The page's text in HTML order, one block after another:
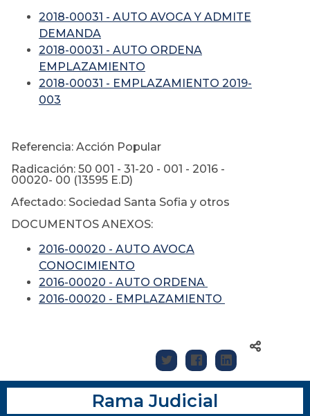
2018-00031 - AUTO AVOCA Y ADMITE
DEMANDA
2018-00031 - AUTO ORDENA
EMPLAZAMIENTO
2018-00031 - EMPLAZAMIENTO 2019-
003
Referencia: Acción Popular
Radicación: 50 001 - 31-20 - 001 - 2016 -
00020- 00 (13595 E.D)
Afectado: Sociedad Santa Sofia y otros
DOCUMENTOS ANEXOS:
2016-00020 - AUTO AVOCA
CONOCIMIENTO
2016-00020 - AUTO ORDENA
2016-00020 - EMPLAZAMIENTO
Rama Judicial